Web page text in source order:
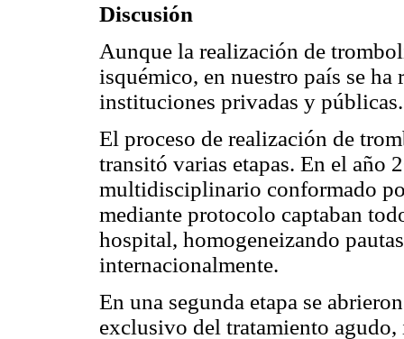
Discusión
Aunque la realización de
isquémico, en nuestro país se
instituciones privadas y públicas.
El proceso de realización de
transitó varias etapas. En el año
multidisciplinario conformado
mediante protocolo captaban
hospital, homogeneizando
internacionalmente.
En una segunda etapa se
exclusivo del tratamiento